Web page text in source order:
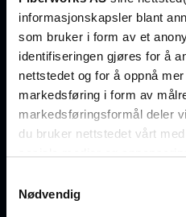
informasjonskapsler blant
som bruker i form av et
identifiseringen gjøres for å
nettstedet og for å oppnå
markedsføring i form av
markedsføringsformål deler
du bruker nettstedet vårt
eller som de har samlet inn
tjenestene deres. Les mer
Nødvendig
Hold deg oppdatert på
Eksklusive artikler,
teknologi fra fagekspertene –
Meld deg på
Nettbutikk